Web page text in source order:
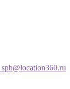
spb@location360.ru